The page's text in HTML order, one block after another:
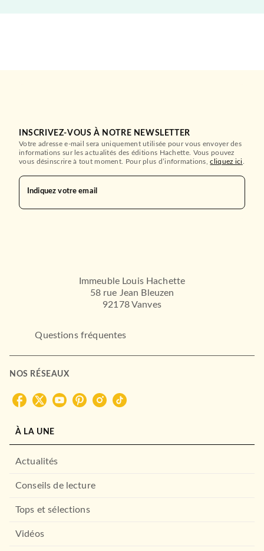
INSCRIVEZ-VOUS À NOTRE NEWSLETTER
Votre adresse e-mail sera uniquement utilisée pour vous envoyer des
informations sur les actualités des éditions Hachette. Vous pouvez
vous désinscrire à tout moment. Pour plus d’informations,cliquez ici
Indiquez votre email
Immeuble Louis Hachette
58 rue Jean Bleuzen
92178 Vanves
Questions fréquentes
NOS RÉSEAUX
À LA UNE
Actualités
Conseils de lecture
Tops et sélections
Vidéos